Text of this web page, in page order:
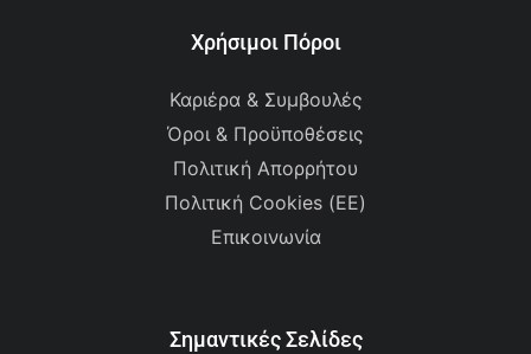
Χρήσιμοι Πόροι
Καριέρα & Συμβουλές
Όροι & Προϋποθέσεις
Πολιτική Απορρήτου
Πολιτική Cookies (ΕΕ)
Επικοινωνία
Σημαντικές Σελίδες